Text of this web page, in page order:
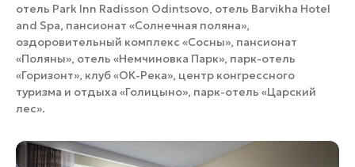
отель Park Inn Radisson Odintsovo, отель Barvikha Hotel
and Spa, пансионат «Солнечная поляна»,
оздоровительный комплекс «Сосны», пансионат
«Поляны», отель «Немчиновка Парк», парк-отель
«Горизонт», клуб «ОК-Река», центр конгрессного
туризма и отдыха «Голицыно», парк-отель «Царский
лес».